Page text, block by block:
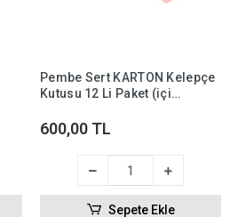
Pembe Sert KARTON Kelepçe
Kutusu 12 Li Paket (içi
600,00 TL
Sepete Ekle